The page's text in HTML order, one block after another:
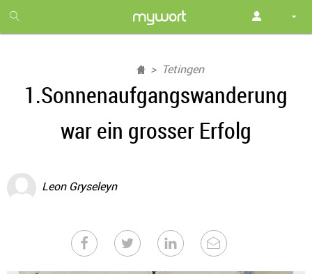
month
free
Tetingen
1.Sonnenaufgangswanderung
war ein grosser Erfolg
Leon Gryseleyn